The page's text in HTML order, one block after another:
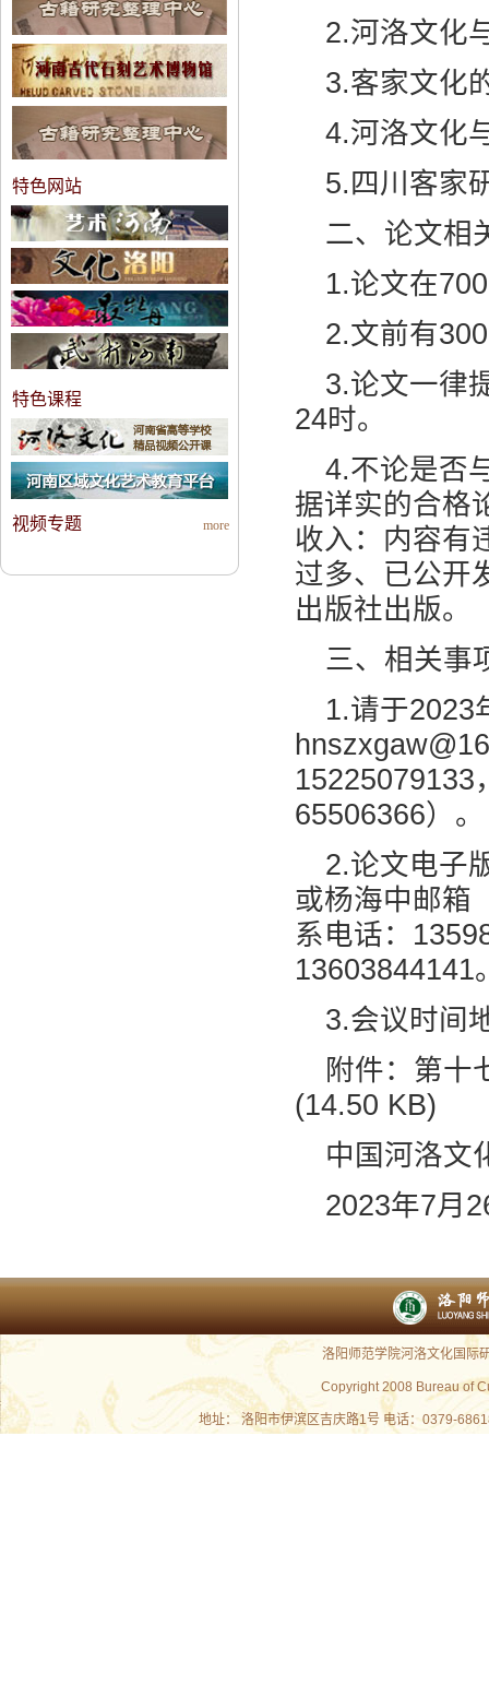
2.河洛文化
3.客家文化
4.河洛文化
5.四川客家
二、论文相
1.论文在
2.文前有
3.论文一律
24时。
4.不论是否
据详实的合格
收入：内容有
过多、已公开
出版社出版。
三、相关事
1.请于2023
15225079133
65506366）。
2.论文电子
或杨海中邮箱
系电话：
13603844141
3.会议时间
附件：第十
(14.50 KB)
中国河洛文
2023年7月
特色网站
特色课程
more
视频专题
洛阳师范学院河洛文化国
Copyright 2008 Bureau of
地址： 洛阳市伊滨区吉庆路1号 电话：0379-